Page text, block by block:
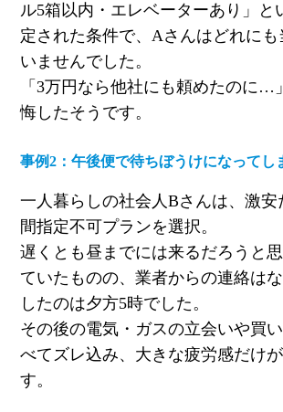
ル5箱以内・エレベーターあり」と
定された条件で、Aさんはどれにも
いませんでした。
「3万円なら他社にも頼めたのに…
悔したそうです。
事例2：午後便で待ちぼうけになってし
一人暮らしの社会人Bさんは、激安
間指定不可プランを選択。
遅くとも昼までには来るだろうと
ていたものの、業者からの連絡は
したのは夕方5時でした。
その後の電気・ガスの立会いや買
べてズレ込み、大きな疲労感だけ
す。